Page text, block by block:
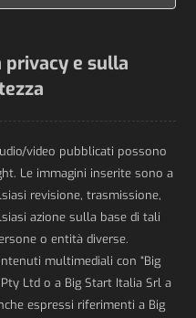
e sulla
video pubblicati possono
Le immagini inserite sono a
revisione, trasmissione,
azione sulla base di tali
o entità diverse.
multimediali con “Big
Ltd o a Big Start Italia Srl a
espressi riferimenti a Big